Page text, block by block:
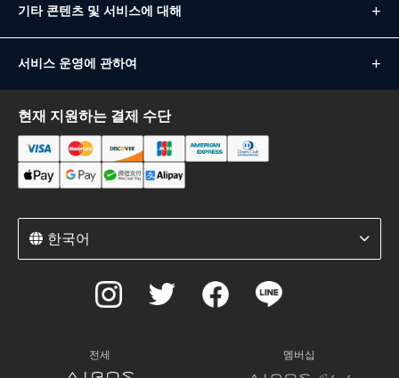
기타 콘텐츠 및 서비스에 대해
서비스 운영에 관하여
현재 지원하는 결제 수단
한국어
전세 멤버십